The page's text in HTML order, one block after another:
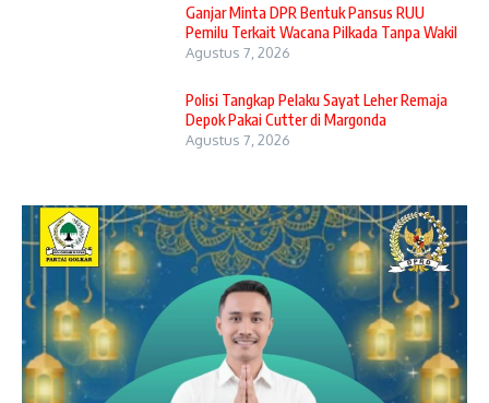
Ganjar Minta DPR Bentuk Pansus RUU
Pemilu Terkait Wacana Pilkada Tanpa Wakil
Agustus 7, 2026
Polisi Tangkap Pelaku Sayat Leher Remaja
Depok Pakai Cutter di Margonda
Agustus 7, 2026